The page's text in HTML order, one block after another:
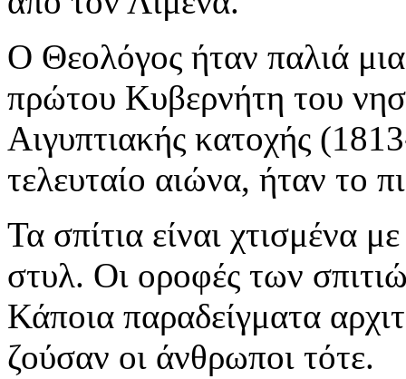
Ο Θεολόγος ήταν παλιά
πρώτου Κυβερνήτη του
Αιγυπτιακής κατοχής
τελευταίο αιώνα, ήταν το
Τα σπίτια είναι χτισμένα
στυλ. Οι οροφές των
Κάποια παραδείγματα
ζούσαν οι άνθρωποι τότε.